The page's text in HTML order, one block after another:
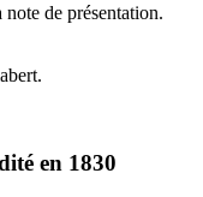
de présentation.
en 1830